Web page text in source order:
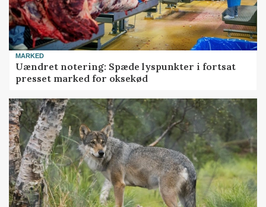
MARKED
Uændret notering: Spæde lyspunkter i fortsat
presset marked for oksekød